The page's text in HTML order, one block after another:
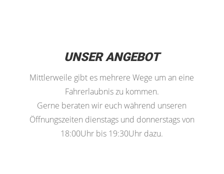
UNSER ANGEBOT
Mittlerweile gibt es mehrere Wege um an eine
Fahrerlaubnis zu kommen.
Gerne beraten wir euch während unseren
Öffnungszeiten dienstags und donnerstags von
18:00Uhr bis 19:30Uhr dazu.